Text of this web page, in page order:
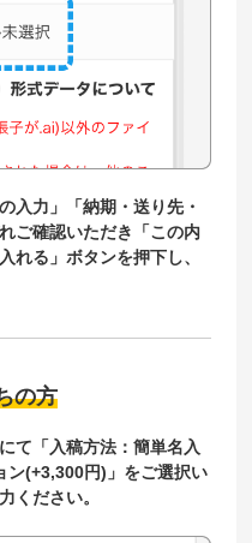
入力」「納期・送り先・
ご確認いただき「この内
れる」ボタンを押下し、
の方
て「入稿方法：簡単名入
ン(+3,300円)」をご選択い
ください。